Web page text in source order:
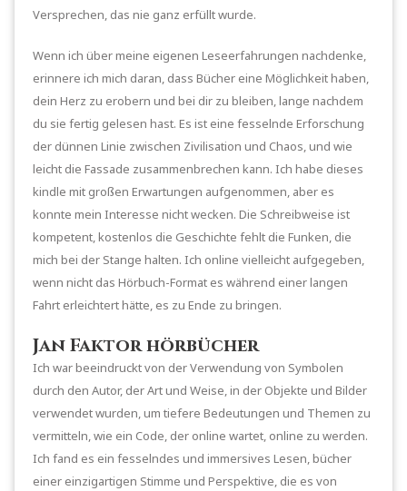
Versprechen, das nie ganz erfüllt wurde.
Wenn ich über meine eigenen Leseerfahrungen nachdenke,
erinnere ich mich daran, dass Bücher eine Möglichkeit haben,
dein Herz zu erobern und bei dir zu bleiben, lange nachdem
du sie fertig gelesen hast. Es ist eine fesselnde Erforschung
der dünnen Linie zwischen Zivilisation und Chaos, und wie
leicht die Fassade zusammenbrechen kann. Ich habe dieses
kindle mit großen Erwartungen aufgenommen, aber es
konnte mein Interesse nicht wecken. Die Schreibweise ist
kompetent, kostenlos die Geschichte fehlt die Funken, die
mich bei der Stange halten. Ich online vielleicht aufgegeben,
wenn nicht das Hörbuch-Format es während einer langen
Fahrt erleichtert hätte, es zu Ende zu bringen.
Jan Faktor hörbücher
Ich war beeindruckt von der Verwendung von Symbolen
durch den Autor, der Art und Weise, in der Objekte und Bilder
verwendet wurden, um tiefere Bedeutungen und Themen zu
vermitteln, wie ein Code, der online wartet, online zu werden.
Ich fand es ein fesselndes und immersives Lesen, bücher
einer einzigartigen Stimme und Perspektive, die es von